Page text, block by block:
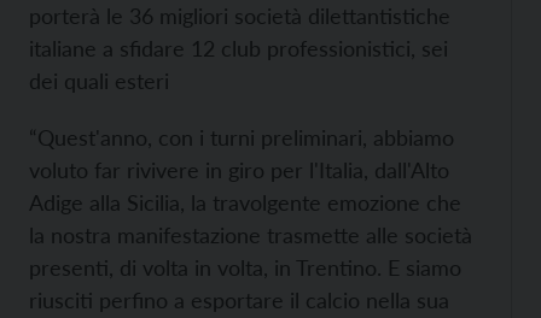
porterà le 36 migliori società dilettantistiche
italiane a sfidare 12 club professionistici, sei
dei quali esteri
“Quest'anno, con i turni preliminari, abbiamo
voluto far rivivere in giro per l'Italia, dall'Alto
Adige alla Sicilia, la travolgente emozione che
la nostra manifestazione trasmette alle società
presenti, di volta in volta, in Trentino. E siamo
riusciti perfino a esportare il calcio nella sua